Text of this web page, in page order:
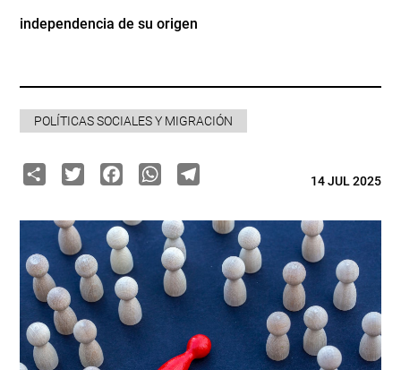
independencia de su origen
POLÍTICAS SOCIALES Y MIGRACIÓN
ShareTwitterFacebook
WhatsApp
Telegram14 JUL 2025